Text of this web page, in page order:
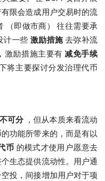
限会造成用户交易时的流
（即做市商） 往往需要承
计一些 激励措施 去弥补流
激励措施主要有 减免手续
将主要探讨分发治理代币
可分 ，但从本质来看流动
功能所带来的，而是有以
币 的模式才使用户愿意去
生态提供流动性。用户通
投，间接增加用户对于项